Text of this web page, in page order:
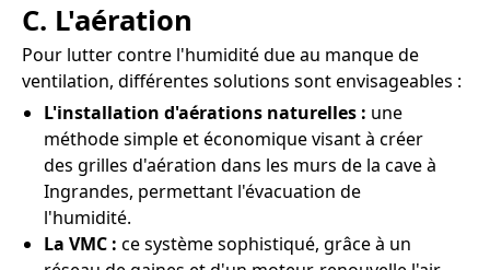
C. L'aération
Pour lutter contre l'humidité due au manque de
ventilation, différentes solutions sont envisageables :
L'installation d'aérations naturelles : une
méthode simple et économique visant à créer
des grilles d'aération dans les murs de la cave à
Ingrandes, permettant l'évacuation de
l'humidité.
La VMC : ce système sophistiqué, grâce à un